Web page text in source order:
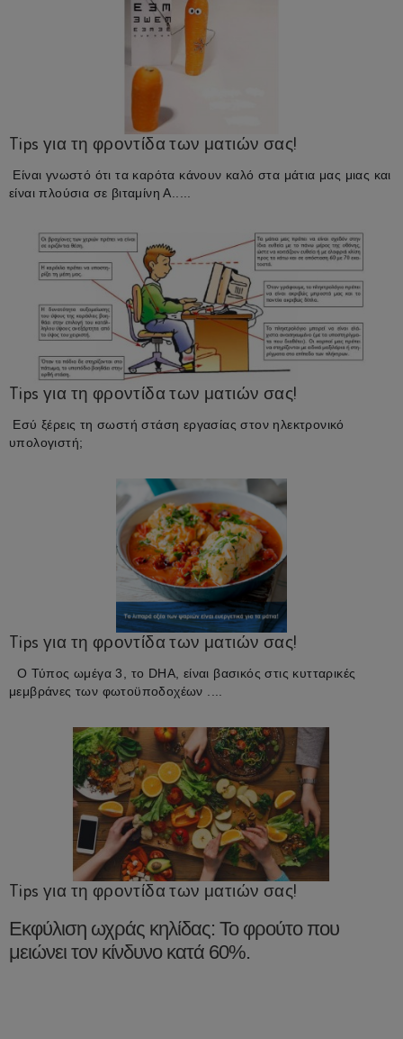
Tips για τη φροντίδα των ματιών σας!
Είναι γνωστό ότι τα καρότα κάνουν καλό στα μάτια μας μιας και
είναι πλούσια σε βιταμίνη Α.....
Tips για τη φροντίδα των ματιών σας!
Εσύ ξέρεις τη σωστή στάση εργασίας στον ηλεκτρονικό
υπολογιστή;
Tips για τη φροντίδα των ματιών σας!
Ο Τύπος ωμέγα 3, το DHA, είναι βασικός στις κυτταρικές
μεμβράνες των φωτοϋποδοχέων ....
Tips για τη φροντίδα των ματιών σας!
Εκφύλιση ωχράς κηλίδας: Το φρούτο που
μειώνει τον κίνδυνο κατά 60%.